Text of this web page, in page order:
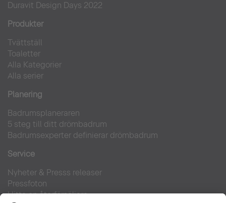
Duravit Design Days 2022
Produkter
Tvättställ
Toaletter
Alla Kategorier
Alla serier
Planering
Badrumsplaneraren
5 steg till ditt drömbadrum
Badrumsexperter definierar drömbadrum
Service
Nyheter & Presss releaser
Pressfoton
Hitta en återförsäljare